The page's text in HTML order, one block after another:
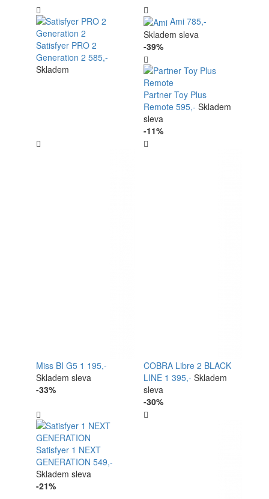
Satisfyer PRO 2
Generation 2 585,-
Skladem
Ami 785,-
Skladem sleva
-39%
Partner Toy Plus
Remote 595,- Skladem
sleva
-11%
Miss BI G5 1 195,-
Skladem sleva
-33%
COBRA Libre 2 BLACK
LINE 1 395,- Skladem
sleva
-30%
Satisfyer 1 NEXT
GENERATION 549,-
Skladem sleva
-21%